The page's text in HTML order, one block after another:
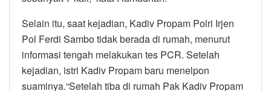
Selain itu, saat kejadian, Kadiv Propam Polri Irjen
Pol Ferdi Sambo tidak berada di rumah, menurut
informasi tengah melakukan tes PCR. Setelah
kejadian, istri Kadiv Propam baru menelpon
suaminya.“Setelah tiba di rumah Pak Kadiv Propam